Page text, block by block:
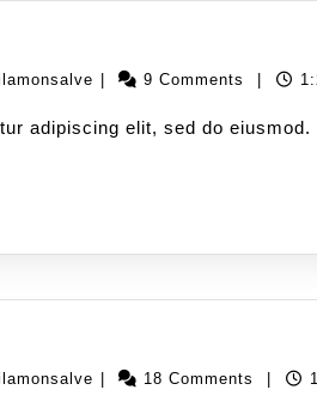
9 Comments
adipiscing elit, sed do eiusmod.
18 Comments